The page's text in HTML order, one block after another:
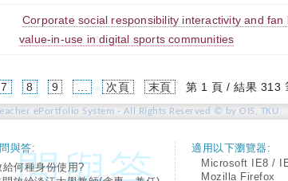
Corporate social responsibility interactivity and fan
value-in-use in digital sports communities
7 8 9 次頁 末頁 第 1 頁 / 結果 313
ePortfolio System - All Rights Reserved © by OIS, TKU
與答:
何種身份使用?
適用以下瀏覽器:
Microsoft IE8 /
Mozilla Firefox